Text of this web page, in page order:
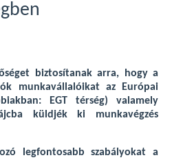
biztosítanak arra, hogy a
munkavállalóikat az Európai
EGT térség) valamely
küldjék ki munkavégzés
legfontosabb szabályokat a